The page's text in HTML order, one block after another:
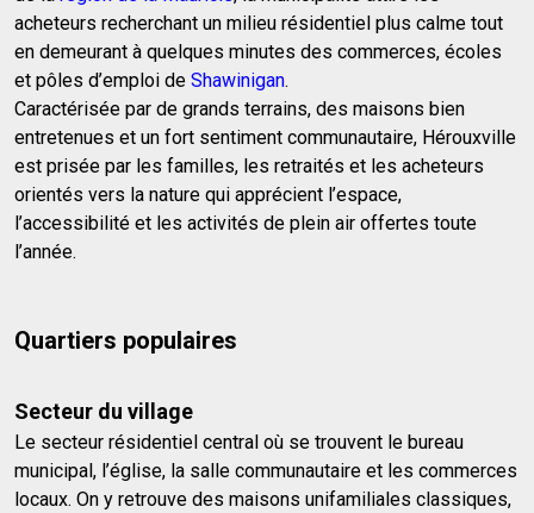
acheteurs recherchant un milieu résidentiel plus calme tout
en demeurant à quelques minutes des commerces, écoles
et pôles d’emploi de Shawinigan.
Caractérisée par de grands terrains, des maisons bien
entretenues et un fort sentiment communautaire, Hérouxville
est prisée par les familles, les retraités et les acheteurs
orientés vers la nature qui apprécient l’espace,
l’accessibilité et les activités de plein air offertes toute
l’année.
Quartiers populaires
Secteur du village
Le secteur résidentiel central où se trouvent le bureau
municipal, l’église, la salle communautaire et les commerces
locaux. On y retrouve des maisons unifamiliales classiques,